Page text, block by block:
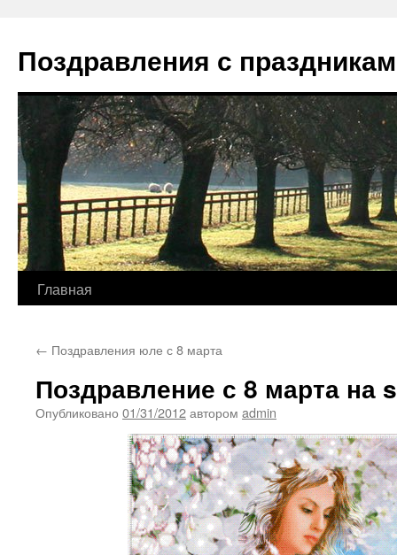
содержимому
Поздравления с
Главная
← Поздравления юле с 8 марта
Поздравление с 8 марта на
Опубликовано 01/31/2012автором admin